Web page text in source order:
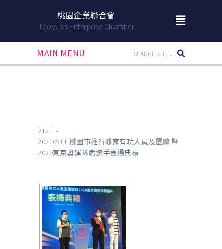
桃園企業聯合會
Taoyuan Enterprise Chamber
MAIN MENU
2121 »
20210911 桃園市推行體育有功人員及團體 暨
2020東京奧運隊職選手表揚典禮